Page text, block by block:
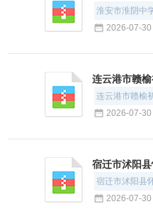
淮安市淮阴中
2026-07-30
连云港市赣
连云港市赣榆
2026-07-30
宿迁市沭阳
宿迁市沭阳县
2026-07-30